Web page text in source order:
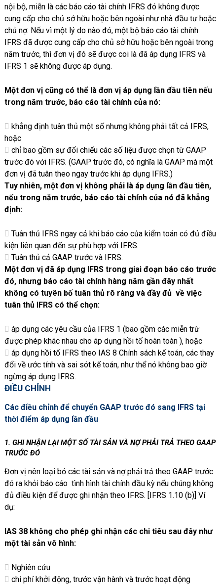
nội bộ, miễn là các báo cáo tài chính IFRS đó không được
cung cấp cho chủ sở hữu hoặc bên ngoài như nhà đầu tư hoặc
chủ nợ. Nếu vì một lý do nào đó, một bộ báo cáo tài chính
IFRS đã được cung cấp cho chủ sở hữu hoặc bên ngoài trong
năm trước, thì đơn vị đó sẽ được coi là đã áp dụng IFRS và
IFRS 1 sẽ không được áp dụng.
Một đơn vị cũng có thể là đơn vị áp dụng lần đầu tiên nếu
trong năm trước, báo cáo tài chính của nó:
khẳng định tuân thủ một số nhưng không phải tất cả IFRS,
hoặc
chỉ bao gồm sự đối chiếu các số liệu được chọn từ GAAP
trước đó với IFRS. (GAAP trước đó, có nghĩa là GAAP mà một
đơn vị đã tuân theo ngay trước khi áp dụng IFRS.)
Tuy nhiên, một đơn vị không phải là áp dụng lần đầu tiên,
nếu trong năm trước, báo cáo tài chính của nó đã khẳng
định:
Tuân thủ IFRS ngay cả khi báo cáo của kiểm toán có đủ điều
kiện liên quan đến sự phù hợp với IFRS.
Tuân thủ cả GAAP trước và IFRS.
Một đơn vị đã áp dụng IFRS trong giai đoạn báo cáo trước
đó, nhưng báo cáo tài chính hàng năm gần đây nhất
không có tuyên bố tuân thủ rõ ràng và đầy đủ về việc
tuân thủ IFRS có thể chọn:
áp dụng các yêu cầu của IFRS 1 (bao gồm các miễn trừ
được phép khác nhau cho áp dụng hồi tố hoàn toàn ), hoặc
áp dụng hồi tố IFRS theo IAS 8 Chính sách kế toán, các thay
đổi về ước tính và sai sót kế toán, như thể nó không bao giờ
ngừng áp dụng IFRS.
ĐIỀU CHỈNH
Các điều chỉnh để chuyển GAAP trước đó sang IFRS tại
thời điểm áp dụng lần đầu
1. GHI NHẬN LẠI MỘT SỐ TÀI SẢN VÀ NỢ PHẢI TRẢ THEO GAAP
TRƯỚC ĐÓ
Đơn vị nên loại bỏ các tài sản và nợ phải trả theo GAAP trước
đó ra khỏi báo cáo tình hình tài chính đầu kỳ nếu chúng không
đủ điều kiện để được ghi nhận theo IFRS. [IFRS 1.10 (b)] Ví
dụ:
IAS 38 không cho phép ghi nhận các chi tiêu sau đây như
một tài sản vô hình:
Nghiên cứu
chi phí khởi động, trước vận hành và trước hoạt động